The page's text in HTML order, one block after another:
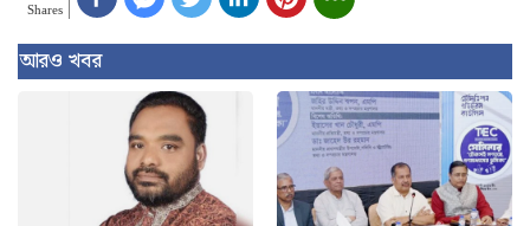
Shares
আরও খবর